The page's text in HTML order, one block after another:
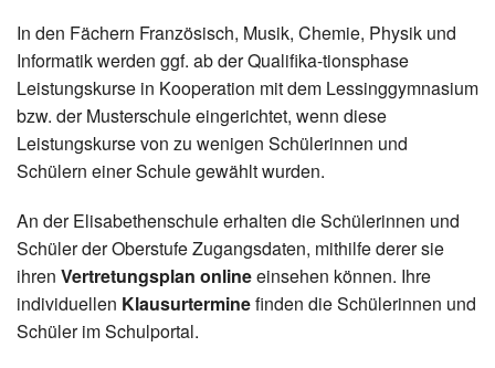
In den Fächern Französisch, Musik, Chemie, Physik und
Informatik werden ggf. ab der Qualifika-tionsphase
Leistungskurse in Kooperation mit dem Lessinggymnasium
bzw. der Musterschule eingerichtet, wenn diese
Leistungskurse von zu wenigen Schülerinnen und
Schülern einer Schule gewählt wurden.
An der Elisabethenschule erhalten die Schülerinnen und
Schüler der Oberstufe Zugangsdaten, mithilfe derer sie
ihren Vertretungsplan onlineeinsehen können. Ihre
individuellen Klausurterminefinden die Schülerinnen und
Schüler im Schulportal.